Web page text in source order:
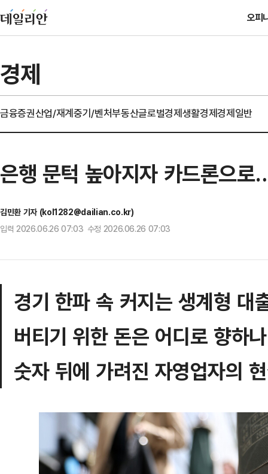
오피
경제
금융증권산업/재계중기/벤처부동산글로벌경제생활경제경제일반
은행 문턱 높아지자 카드론으
김민환 기자 (kol1282@dailian.co.kr)
입력 2026.06.26 07:03 수정 2026.06.26 07:03
경기 한파 속 커지는 생계형 대
버티기 위한 돈은 어디로 향하나
숫자 뒤에 가려진 자영업자의